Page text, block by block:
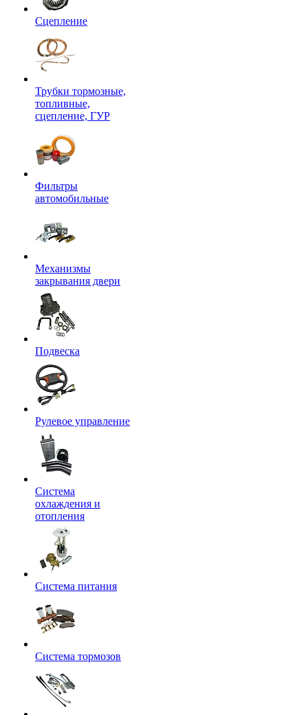
Сцепление
Трубки тормозные,
топливные,
сцепление, ГУР
Фильтры
автомобильные
Механизмы
закрывания двери
Подвеска
Рулевое управление
Система
охлаждения и
отопления
Система питания
Система тормозов